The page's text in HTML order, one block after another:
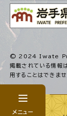
メニュー
© 2024 Iwate
掲載されている情報
用することはできませ